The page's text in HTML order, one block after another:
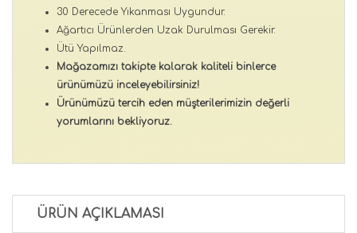
30 Derecede Yıkanması Uygundur.
Ağartıcı Ürünlerden Uzak Durulması Gerekir.
Ütü Yapılmaz.
Mağazamızı takipte kalarak kaliteli binlerce
ürünümüzü inceleyebilirsiniz!
Ürünümüzü tercih eden müşterilerimizin değerli
yorumlarını bekliyoruz.
ÜRÜN AÇIKLAMASI